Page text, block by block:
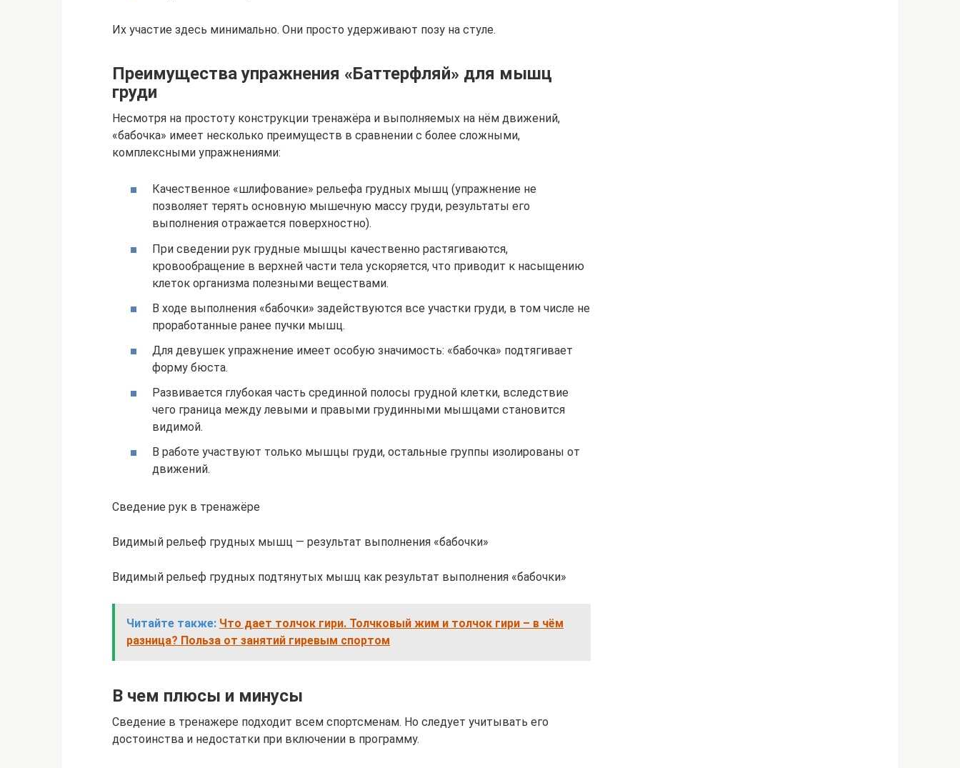
Их участие здесь минимально. Они просто удерживают позу на стуле.
Преимущества упражнения «Баттерфляй» для мышц
груди
Несмотря на простоту конструкции тренажёра и выполняемых на нём движений,
«бабочка» имеет несколько преимуществ в сравнении с более сложными,
комплексными упражнениями:
Качественное «шлифование» рельефа грудных мышц (упражнение не
позволяет терять основную мышечную массу груди, результаты его
выполнения отражается поверхностно).
При сведении рук грудные мышцы качественно растягиваются,
кровообращение в верхней части тела ускоряется, что приводит к насыщению
клеток организма полезными веществами.
В ходе выполнения «бабочки» задействуются все участки груди, в том числе не
проработанные ранее пучки мышц.
Для девушек упражнение имеет особую значимость: «бабочка» подтягивает
форму бюста.
Развивается глубокая часть срединной полосы грудной клетки, вследствие
чего граница между левыми и правыми грудинными мышцами становится
видимой.
В работе участвуют только мышцы груди, остальные группы изолированы от
движений.
Сведение рук в тренажёре
Видимый рельеф грудных мышц — результат выполнения «бабочки»
Видимый рельеф грудных подтянутых мышц как результат выполнения «бабочки»
Читайте также: Что дает толчок гири. Толчковый жим и толчок гири – в чём
разница? Польза от занятий гиревым спортом
В чем плюсы и минусы
Сведение в тренажере подходит всем спортсменам. Но следует учитывать его
достоинства и недостатки при включении в программу.